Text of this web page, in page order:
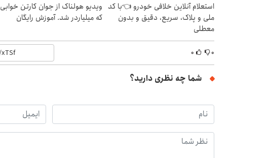
استعلام آنلاین خلافی خودرو 👈با کد
ملی و پلاک، سریع، دقیق و بدون
معطلی
ویدیو هولناک از جوان کارتن خوابی
که میلیاردر شد. آموزش رایگان
۰ ۰
شما چه نظری دارید؟